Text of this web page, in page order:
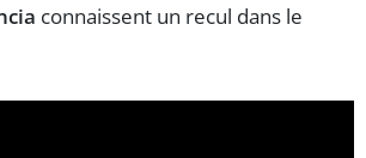
connaissent un recul dans le